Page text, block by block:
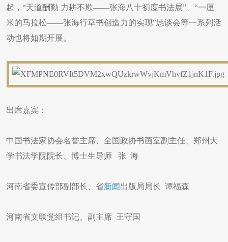
起，“天道酬勤 力耕不欺——张海八十初度书法展”、“一厘
米的马拉松——张海行草书创造力的实现”恳谈会等一系列活
动也将如期开展。
​出席嘉宾：
中国书法家协会名誉主席、全国政协书画室副主任、郑州大
学书法学院院长、博士生导师 张 海
河南省委宣传部副部长、省新闻出版局局长 谭福森
河南省文联党组书记、副主席 王守国